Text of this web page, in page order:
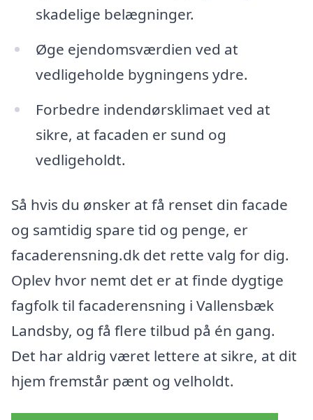
skadelige belægninger.
Øge ejendomsværdien ved at
vedligeholde bygningens ydre.
Forbedre indendørsklimaet ved at
sikre, at facaden er sund og
vedligeholdt.
Så hvis du ønsker at få renset din facade
og samtidig spare tid og penge, er
facaderensning.dk det rette valg for dig.
Oplev hvor nemt det er at finde dygtige
fagfolk til facaderensning i Vallensbæk
Landsby, og få flere tilbud på én gang.
Det har aldrig været lettere at sikre, at dit
hjem fremstår pænt og velholdt.